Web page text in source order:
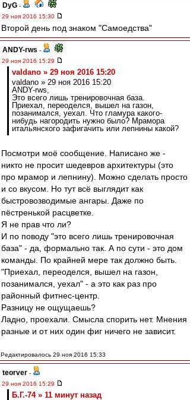
DyG -
29 ноя 2016 15:30
Второй день под знаком "Самоедства"
ANDY-rws -
29 ноя 2016 15:29
valdano » 29 ноя 2016 15:20
valdano » 29 ноя 2016 15:20
ANDY-rws,
Это всего лишь тренировочная база.
Приехал, переоделся, вышел на газон,
позанимался, уехал. Что гламура какого-
нибудь нагородить нужно было? Мрамора
итальянского зафигачить или лепнины какой?
Посмотри моё сообщение. Написано же -
никто не просит шедевров архитектуры (это
про мрамор и лепнину). Можно сделать просто
и со вкусом. Но тут всё выглядит как
быстровозводимые ангары. Даже по
пёстренькой расцветке.
Я не прав что ли?
И по поводу "это всего лишь тренировочная
база" - да, формально так. А по сути - это дом
команды. По крайней мере так должно быть.
"Приехал, переоделся, вышел на газон,
позанимался, уехал" - а это как раз про
районный фитнес-центр.
Разницу не ощущаешь?
Ладно, проехали. Смысла спорить нет. Мнения
разные и от них один фиг ничего не зависит.
Редактировалось 29 ноя 2016 15:33
teorver -
29 ноя 2016 15:29
Б.Г.-74 » 11 минут назад